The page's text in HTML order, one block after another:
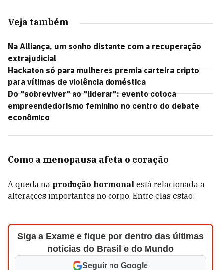
Veja também
Na Alliança, um sonho distante com a recuperação
extrajudicial
Hackaton só para mulheres premia carteira cripto
para vítimas de violência doméstica
Do "sobreviver" ao "liderar": evento coloca
empreendedorismo feminino no centro do debate
econômico
Como a menopausa afeta o coração
A queda na produção hormonal está relacionada a
alterações importantes no corpo. Entre elas estão:
Siga a Exame e fique por dentro das últimas
notícias do Brasil e do Mundo
Seguir no Google